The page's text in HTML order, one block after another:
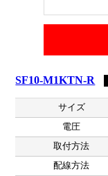
SF10-M1KTN-R
サイズ
電圧
取付方法
配線方法